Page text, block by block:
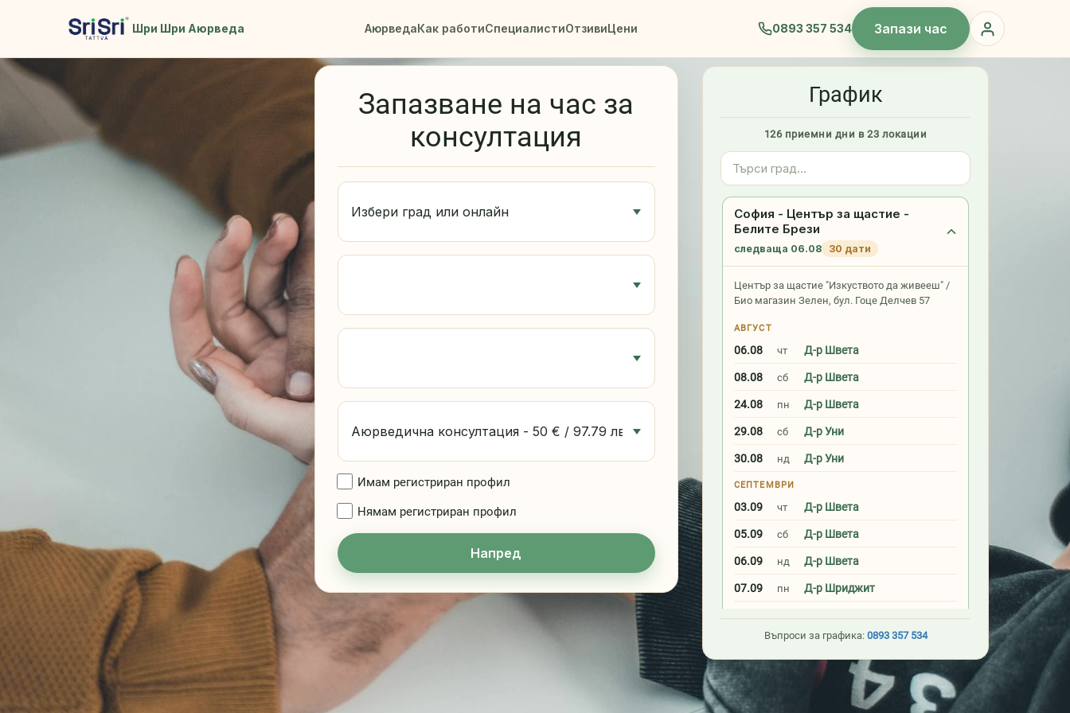
Шри Шри Аюрведа АюрведаКак работиСпециалистиОтзивиЦени 0893 357 534 Запази час
Запазване на час за
консултация
Имам регистриран профил
Нямам регистриран профил
График
126 приемни дни в 23 локации
София - Център за щастие -
Белите Брези
следваща 06.08 30 дати
Център за щастие "Изкуството да живееш" /
Био магазин Зелен, бул. Гоце Делчев 57
АВГУСТ
06.08 чт Д-р Швета
08.08 сб Д-р Швета
24.08 пн Д-р Швета
29.08 сб Д-р Уни
30.08 нд Д-р Уни
СЕПТЕМВРИ
03.09 чт Д-р Швета
05.09 сб Д-р Швета
06.09 нд Д-р Швета
07.09 пн Д-р Шриджит
пт
чт Д-р Швета
19.09 Д-р Швета
20.09
Въпроси за графика: 0893 357 534